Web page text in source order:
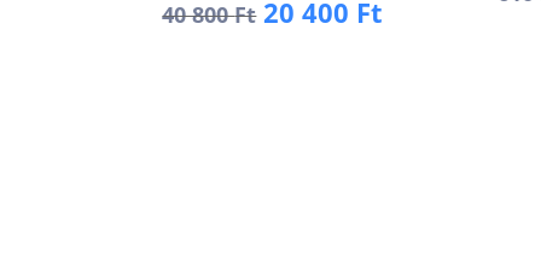
40 800Ft Original
20 400 Ft